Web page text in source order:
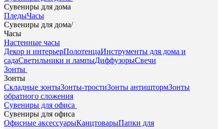
Сувениры для дома
ПледыЧасы
Сувениры для дома/
Часы
Настенные часы
Декор и интерьерПолотенцаИнструменты для дома и
садаСветильники и лампыДиффузорыСвечи
Зонты
Зонты
Складные зонтыЗонты-тростиЗонты антиштормЗонты
обратного сложения
Сувениры для офиса
Сувениры для офиса
Офисные аксессуарыКанцтоварыПапки для